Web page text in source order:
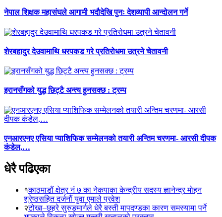
नेपाल शिक्षक महासंघले आगामी भदौदेखि पुनः देशव्यापी आन्दोलन गर्ने
शेरबहादुर देउवामाथि धरपकड गरे प्रतिरोधमा उत्रने चेतावनी
इरानसँगको युद्ध छिट्टै अन्त्य हुनसक्छ : ट्रम्प
एनआरएनए एसिया प्याशिफिक सम्मेलनको तयारी अन्तिम चरणमा- आरसी दीपक
कंडेल,…
धेरै पढिएका
१काठमाडौं क्षेत्र नं ७ का नेकपाका केन्द्रीय सदस्य ज्ञानेन्द्र मोहन
श्रेष्ठसहित दर्जनौं युवा एमाले प्रवेश
२टोखा–छहरे सुरुङमार्गले धेरै बस्ती मापदण्डका कारण समस्यामा पर्ने